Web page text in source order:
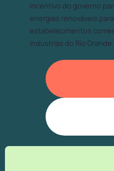
incentivo do governo
energias renováveis
estabelecimentos
industrias do Rio Grande